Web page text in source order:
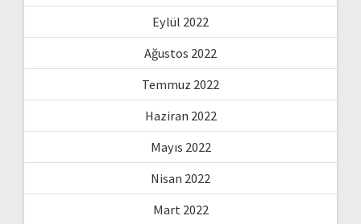
Eylül 2022
Ağustos 2022
Temmuz 2022
Haziran 2022
Mayıs 2022
Nisan 2022
Mart 2022